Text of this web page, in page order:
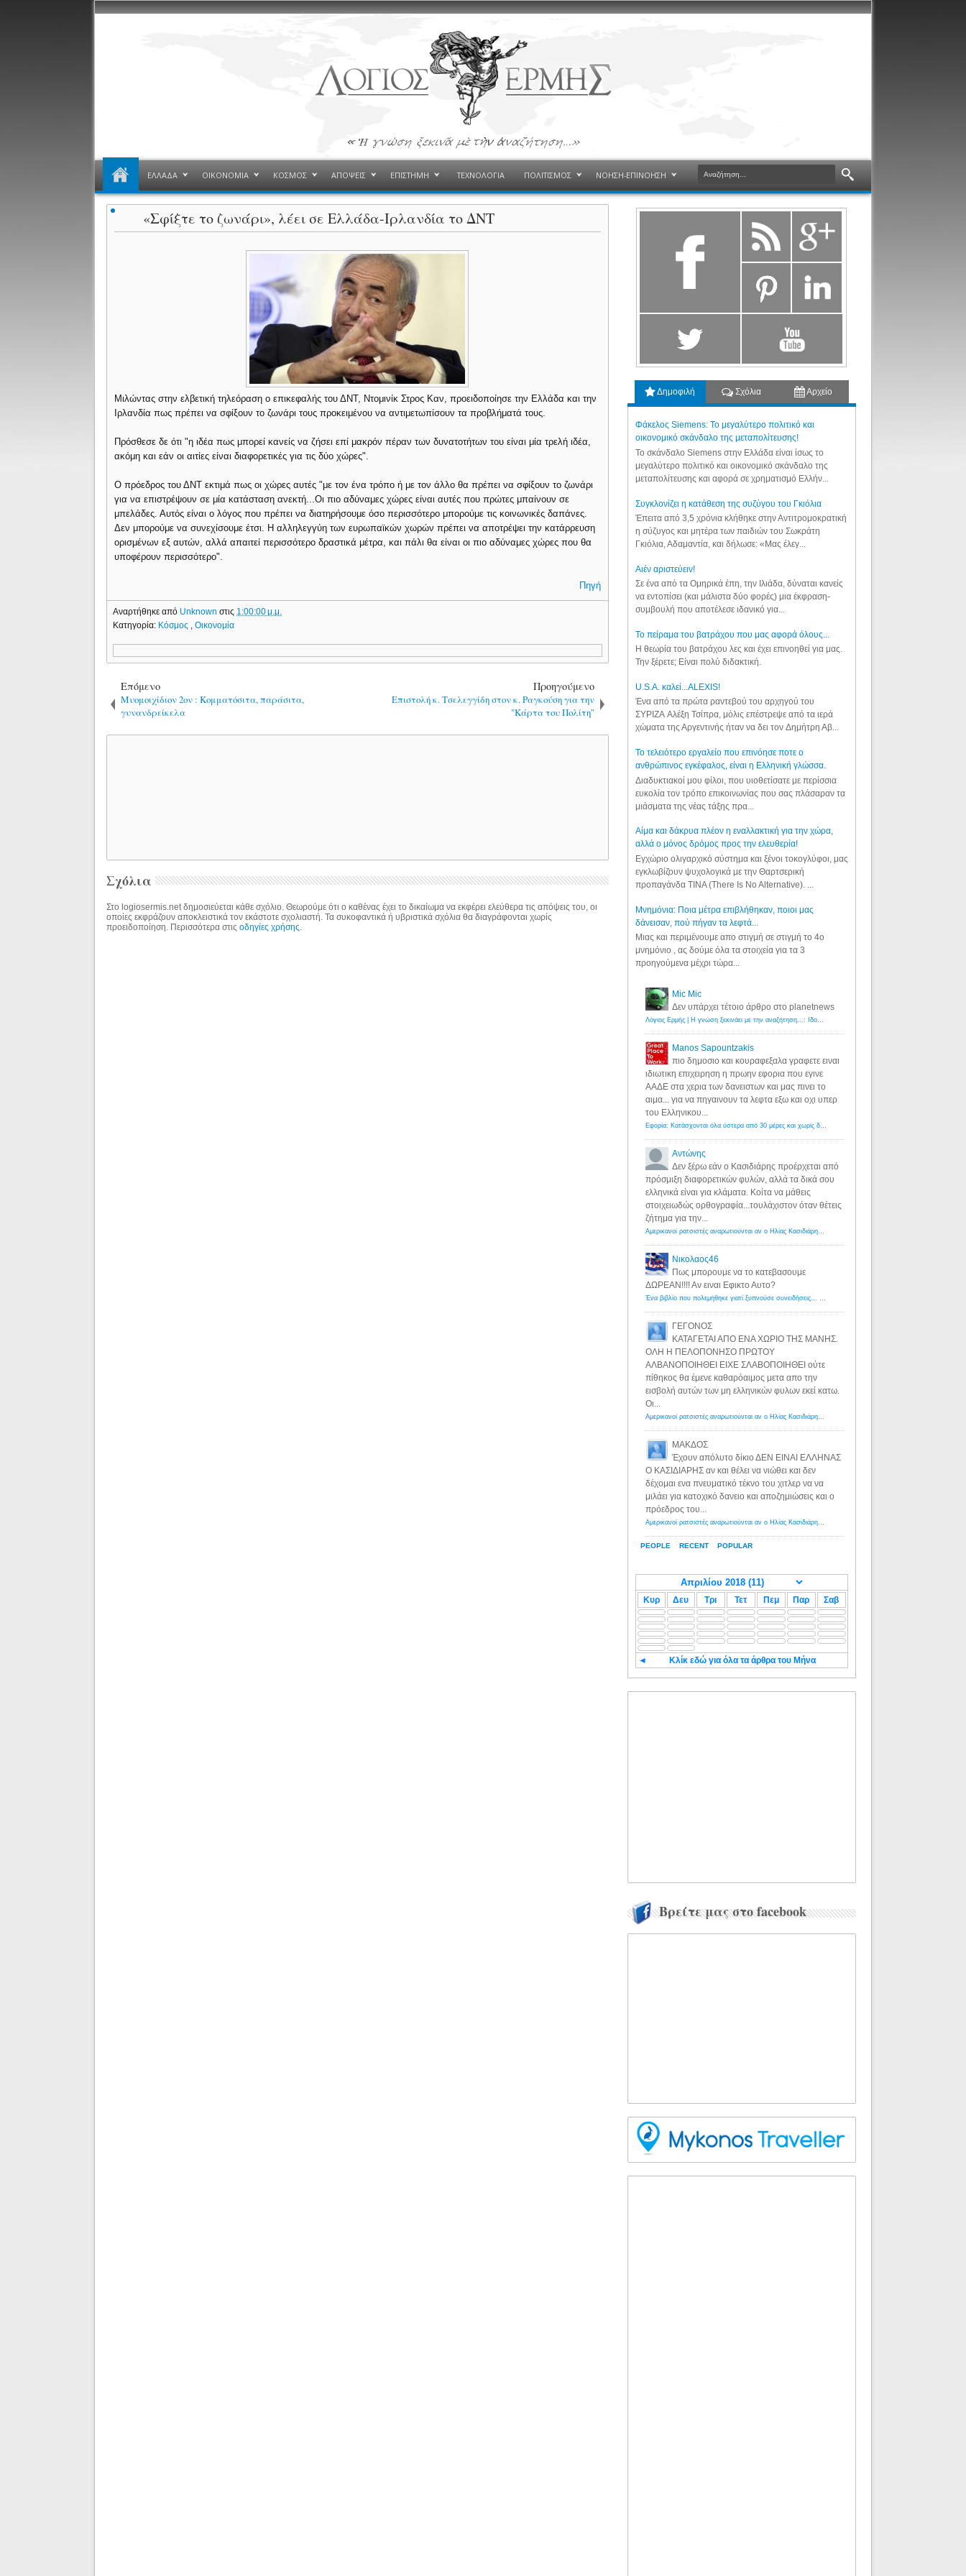
ΕΛΛΑΔΑ ΟΙΚΟΝΟΜΙΑ ΚΟΣΜΟΣ ΑΠΟΨΕΙΣ ΕΠΙΣΤΗΜΗ ΤΕΧΝΟΛΟΓΙΑ ΠΟΛΙΤΙΣΜΟΣ ΝΟΗΣΗ-ΕΠΙΝΟΗΣΗ
«Σφίξτε το ζωνάρι», λέει σε Ελλάδα-Ιρλανδία το ΔΝΤ
Μιλώντας στην ελβετική τηλεόραση ο επικεφαλής του ΔΝΤ, Ντομινίκ Στρος Καν, προειδοποίησε την Ελλάδα και την
Ιρλανδία πως πρέπει να σφίξουν το ζωνάρι τους προκειμένου να αντιμετωπίσουν τα προβλήματά τους.
Πρόσθεσε δε ότι "η ιδέα πως μπορεί κανείς να ζήσει επί μακρόν πέραν των δυνατοτήτων του είναι μία τρελή ιδέα,
ακόμη και εάν οι αιτίες είναι διαφορετικές για τις δύο χώρες".
Ο πρόεδρος του ΔΝΤ εκτιμά πως οι χώρες αυτές "με τον ένα τρόπο ή με τον άλλο θα πρέπει να σφίξουν το ζωνάρι
για να επιστρέψουν σε μία κατάσταση ανεκτή...Οι πιο αδύναμες χώρες είναι αυτές που πρώτες μπαίνουν σε
μπελάδες. Αυτός είναι ο λόγος που πρέπει να διατηρήσουμε όσο περισσότερο μπορούμε τις κοινωνικές δαπάνες.
Δεν μπορούμε να συνεχίσουμε έτσι. Η αλληλεγγύη των ευρωπαϊκών χωρών πρέπει να αποτρέψει την κατάρρευση
ορισμένων εξ αυτών, αλλά απαιτεί περισσότερο δραστικά μέτρα, και πάλι θα είναι οι πιο αδύναμες χώρες που θα
υποφέρουν περισσότερο".
Πηγή
Αναρτήθηκε από Unknownστις 1:00:00 μ.μ.
Κατηγορία: Κόσμος ,Οικονομία
Επόμενο
Μυομοιχίδιον 2ον : Κομματόσιτα, παράσιτα,
γυνανδρείκελα
Προηγούμενο
Επιστολή κ. Τσελεγγίδη στον κ. Ραγκούση για την
"Κάρτα του Πολίτη"
Σχόλια
Στο logiosermis.net δημοσιεύεται κάθε σχόλιο. Θεωρούμε ότι ο καθένας έχει το δικαίωμα να εκφέρει ελεύθερα τις απόψεις του, οι
οποίες εκφράζουν αποκλειστικά τον εκάστοτε σχολιαστή. Τα συκοφαντικά ή υβριστικά σχόλια θα διαγράφονται χωρίς
προειδοποίηση. Περισσότερα στιςοδηγίες χρήσης
Δημοφιλή Σχόλια Αρχείο
Φάκελος Siemens: Το μεγαλύτερο πολιτικό και
οικονομικό σκάνδαλο της μεταπολίτευσης!
Το σκάνδαλο Siemens στην Ελλάδα είναι ίσως το
μεγαλύτερο πολιτικό και οικονομικό σκάνδαλο της
μεταπολίτευσης και αφορά σε χρηματισμό Ελλήν...
Συγκλονίζει η κατάθεση της συζύγου του Γκιόλια
Έπειτα από 3,5 χρόνια κλήθηκε στην Αντιτρομοκρατική
η σύζυγος και μητέρα των παιδιών του Σωκράτη
Γκιόλια, Αδαμαντία, και δήλωσε: «Μας έλεγ...
Aιέν αριστεύειν!
Σε ένα από τα Ομηρικά έπη, την Ιλιάδα, δύναται κανείς
να εντοπίσει (και μάλιστα δύο φορές) μια έκφραση-
συμβουλή που αποτέλεσε ιδανικό για...
Το πείραμα του βατράχου που μας αφορά όλους...
Η θεωρία του βατράχου λες και έχει επινοηθεί για μας.
Την ξέρετε; Είναι πολύ διδακτική.
U.S.A. καλεί...ALEXIS!
Ένα από τα πρώτα ραντεβού του αρχηγού του
ΣΥΡΙΖΑ Αλέξη Τσίπρα, μόλις επέστρεψε από τα ιερά
χώματα της Αργεντινής ήταν να δει τον Δημήτρη Αβ...
Το τελειότερο εργαλείο που επινόησε ποτε ο
ανθρώπινος εγκέφαλος, είναι η Ελληνική γλώσσα.
Διαδυκτιακοί μου φίλοι, που υιοθετίσατε με περίσσια
ευκολία τον τρόπο επικοινωνίας που σας πλάσαραν τα
μιάσματα της νέας τάξης πρα...
Αίμα και δάκρυα πλέον η εναλλακτική για την χώρα,
αλλά ο μόνος δρόμος προς την ελευθερία!
Εγχώριο ολιγαρχικό σύστημα και ξένοι τοκογλύφοι, μας
εγκλωβίζουν ψυχολογικά με την Θαρτσερική
προπαγάνδα TINA (There Is No Alternative). ...
Μνημόνια: Ποια μέτρα επιβλήθηκαν, ποιοι μας
δάνεισαν, πού πήγαν τα λεφτά...
Μιας και περιμένουμε απο στιγμή σε στιγμή το 4ο
μνημόνιο , ας δούμε όλα τα στοιχεία για τα 3
προηγούμενα μέχρι τώρα...
PEOPLE RECENT POPULAR
Mic Mic
Δεν υπάρχει τέτοιο άρθρο στο planetnews
Λόγιος Ερμής | Η γνώση ξεκινάει με την αναζήτηση...: Ιδού οι 18 που χρωστούν 11 δις ευρώ!
Manos Sapountzakis
πιο δημοσιο και κουραφεξαλα γραφετε ειναι
ιδιωτικη επιχειρηση η πρωην εφορια που εγινε
ΑΑΔΕ στα χερια των δανειστων και μας πινει το
αιμα... για να πηγαινουν τα λεφτα εξω και οχι υπερ
του Ελληνικου...
Εφορία: Κατάσχονται όλα ύστερα από 30 μέρες και χωρίς δικαστικές αποφάσεις - Λόγιος Ερμής
Αντώνης
Δεν ξέρω εάν ο Κασιδιάρης προέρχεται από
πρόσμιξη διαφορετικών φυλών, αλλά τα δικά σου
ελληνικά είναι για κλάματα. Κοίτα να μάθεις
στοιχειωδώς ορθογραφία...τουλάχιστον όταν θέτεις
ζήτημα για την...
Αμερικανοί ρατσιστές αναρωτιούνται αν ο Ηλίας Κασιδιάρης ανήκει στη λευκή φυλή... - Λόγιος Ερμής
Νικολαος46
Πως μπορουμε να το κατεβασουμε
ΔΩΡΕΑΝ!!!! Αν ειναι Εφικτο Αυτο?
Ένα βιβλίο που πολεμήθηκε γιατί ξυπνούσε συνειδήσεις... - Λόγιος Ερμής | Η γνώση ξεκινάει με την αναζήτηση...
ΓΕΓΟΝΟΣ
ΚΑΤΑΓΕΤΑΙ ΑΠΟ ΕΝΑ ΧΩΡΙΟ ΤΗΣ ΜΑΝΗΣ.
ΟΛΗ Η ΠΕΛΟΠΟΝΗΣΟ ΠΡΩΤΟΥ
ΑΛΒΑΝΟΠΟΙΗΘΕΙ ΕΙΧΕ ΣΛΑΒΟΠΟΙΗΘΕΙ ούτε
πίθηκος θα έμενε καθαρόαιμος μετα απο την
εισβολή αυτών των μη ελληνικών φυλων εκεί κατω.
Οι...
Αμερικανοί ρατσιστές αναρωτιούνται αν ο Ηλίας Κασιδιάρης ανήκει στη λευκή φυλή... - Λόγιος Ερμής
ΜΑΚΔΟΣ
Έχουν απόλυτο δίκιο ΔΕΝ ΕΙΝΑΙ ΕΛΛΗΝΑΣ
Ο ΚΑΣΙΔΙΑΡΗΣ αν και θέλει να νιώθει και δεν
δέχομαι ενα πνευματικό τέκνο του χιτλερ να να
μιλάει για κατοχικό δανειο και αποζημιώσεις και ο
πρόεδρος του...
Αμερικανοί ρατσιστές αναρωτιούνται αν ο Ηλίας Κασιδιάρης ανήκει στη λευκή φυλή... - Λόγιος Ερμής
Κυρ Δευ Τρι Τετ Πεμ Παρ Σαβ
◄ Κλίκ εδώ για όλα τα άρθρα του Μήνα
Βρείτε μας στο facebook